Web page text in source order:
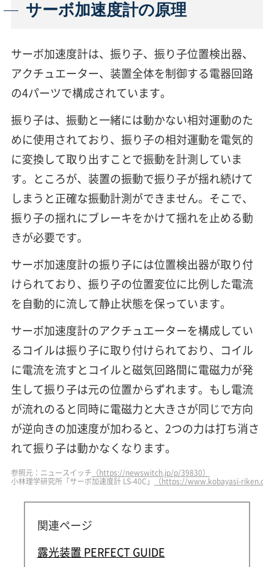
サーボ加速度計の原理
サーボ加速度計は、振り子、振り子位置検出器、
アクチュエーター、装置全体を制御する電器回路
の4パーツで構成されています。
振り子は、振動と一緒には動かない相対運動のた
めに使用されており、振り子の相対運動を電気的
に変換して取り出すことで振動を計測していま
す。ところが、装置の振動で振り子が揺れ続けて
しまうと正確な振動計測ができません。そこで、
振り子の揺れにブレーキをかけて揺れを止める動
きが必要です。
サーボ加速度計の振り子には位置検出器が取り付
けられており、振り子の位置変位に比例した電流
を自動的に流して静止状態を保っています。
サーボ加速度計のアクチュエーターを構成してい
るコイルは振り子に取り付けられており、コイル
に電流を流すとコイルと磁気回路間に電磁力が発
生して振り子は元の位置からずれます。もし電流
が流れのると同時に電磁力と大きさが同じで方向
が逆向きの加速度が加わると、2つの力は打ち消さ
れて振り子は動かなくなります。
参照元：ニュースイッチ （https://newswitch.jp/p/39830）
小林理学研究所「サーボ加速度計 LS-40C」
（https://www.kobayasi-
関連ページ
露光装置 PERFECT GUIDE